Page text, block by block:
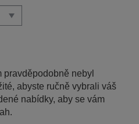
nebyl
abyste ručně vybrali váš
nabídky, aby se vám